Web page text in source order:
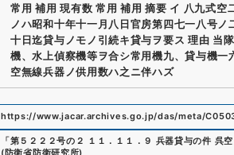
常用 補用 現有数 常用 補用 摘要 イ 八九式空
ノハ昭和十年十一月八日官房第四七一八号
十日迄貸与ノモノ引続キ貸与ヲ要ス 理由 当
機、水上偵察機等ヲ合シ常用機九、貸与機一
空無線兵器ノ供用数ハ之ニ伴ハズ
https://www.jacar.archives.go.jp/das/meta/
「第５２２２号の２ １１．１１．９ 兵器貸与の件 呉空
(防衛省防衛研究所)